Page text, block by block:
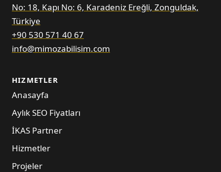
No: 18, Kapı No: 6, Karadeniz Ereğli, Zonguldak,
Türkiye
+90 530 571 40 67
info@mimozabilisim.com
HIZMETLER
Anasayfa
Aylık SEO Fiyatları
İKAS Partner
Hizmetler
Projeler